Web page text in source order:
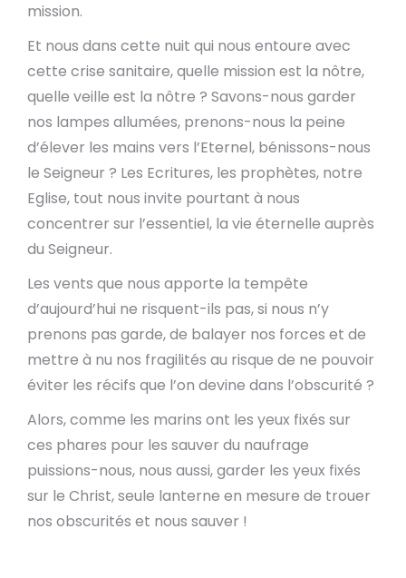
mission.
Et nous dans cette nuit qui nous entoure avec
cette crise sanitaire, quelle mission est la nôtre,
quelle veille est la nôtre ? Savons-nous garder
nos lampes allumées, prenons-nous la peine
d’élever les mains vers l’Eternel, bénissons-nous
le Seigneur ? Les Ecritures, les prophètes, notre
Eglise, tout nous invite pourtant à nous
concentrer sur l’essentiel, la vie éternelle auprès
du Seigneur.
Les vents que nous apporte la tempête
d’aujourd’hui ne risquent-ils pas, si nous n’y
prenons pas garde, de balayer nos forces et de
mettre à nu nos fragilités au risque de ne pouvoir
éviter les récifs que l’on devine dans l’obscurité ?
Alors, comme les marins ont les yeux fixés sur
ces phares pour les sauver du naufrage
puissions-nous, nous aussi, garder les yeux fixés
sur le Christ, seule lanterne en mesure de trouer
nos obscurités et nous sauver !